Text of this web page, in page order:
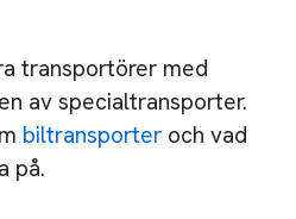
transportörer med
av specialtransporter.
biltransporter och vad
på.